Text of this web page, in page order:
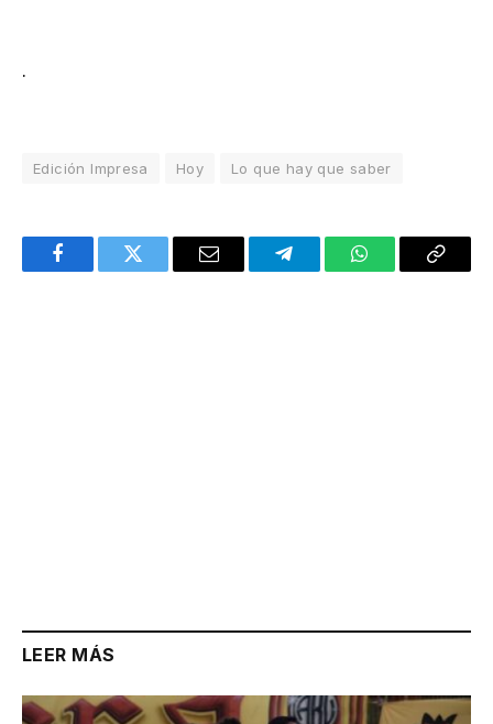
.
Edición Impresa Hoy Lo que hay que saber
FacebookTwitter Email TelegramWhatsAppCopy
LEER MÁS